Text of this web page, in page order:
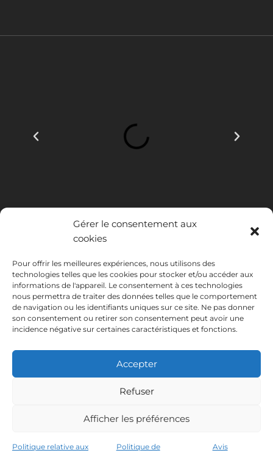
Gérer le consentement aux
cookies
Pour offrir les meilleures expériences, nous utilisons des
technologies telles que les cookies pour stocker et/ou accéder aux
informations de l'appareil. Le consentement à ces technologies
nous permettra de traiter des données telles que le comportement
de navigation ou les identifiants uniques sur ce site. Ne pas donner
son consentement ou retirer son consentement peut avoir une
incidence négative sur certaines caractéristiques et fonctions.
Accepter
Refuser
Afficher les préférences
Politique relative aux Politique de Avis
INSTITUTO HISPANICO DE MURCIA, SOCIEDAD LIMITADA a été
bénéficiaire du Fonds européen de développement régional dont
l'objectif est de développer l'utilisation et la qualité des technologies
de l'information et de la communication et leur accessibilité, et grâce
auquel elle a mis en place les solutions suivantes : présence en ligne à
travers son Site Internet. La présente mesure a eu lieu en 2020. À
cette fin, elle a été soutenue par le programme TIC Cámaras, par
Cámara de Murcie.
Avis juridique
Politique de confidentialité